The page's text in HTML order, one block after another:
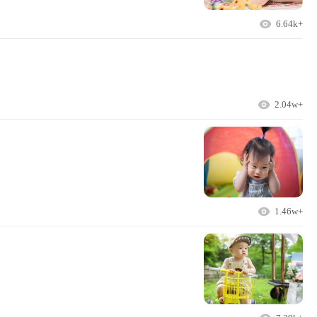
6.64k+
2.04w+
1.46w+